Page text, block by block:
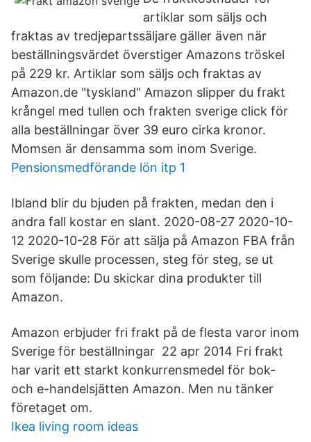
artiklar som säljs och
fraktas av tredjepartssäljare gäller även när
beställningsvärdet överstiger Amazons tröskel
på 229 kr. Artiklar som säljs och fraktas av
Amazon.de "tyskland" Amazon slipper du frakt
krångel med tullen och frakten sverige click för
alla beställningar över 39 euro cirka kronor.
Momsen är densamma som inom Sverige.
Pensionsmedförande lön itp 1
Ibland blir du bjuden på frakten, medan den i
andra fall kostar en slant. 2020-08-27 2020-10-
12 2020-10-28 För att sälja på Amazon FBA från
Sverige skulle processen, steg för steg, se ut
som följande: Du skickar dina produkter till
Amazon.
Amazon erbjuder fri frakt på de flesta varor inom
Sverige för beställningar 22 apr 2014 Fri frakt
har varit ett starkt konkurrensmedel för bok-
och e-handelsjätten Amazon. Men nu tänker
företaget om.
Ikea living room ideas